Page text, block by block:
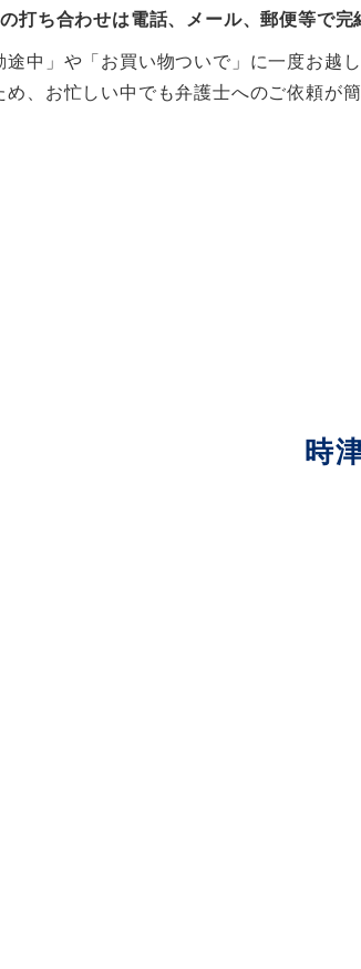
打ち合わせは電話、メール、郵便等で完
途中」や「お買い物ついで」に一度お越
、お忙しい中でも弁護士へのご依頼が簡
時